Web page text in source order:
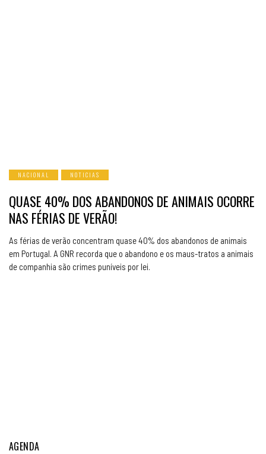
NACIONAL NOTICIAS
QUASE 40% DOS ABANDONOS DE ANIMAIS OCORRE
NAS FÉRIAS DE VERÃO!
As férias de verão concentram quase 40% dos abandonos de animais
em Portugal. A GNR recorda que o abandono e os maus-tratos a animais
de companhia são crimes puníveis por lei.
AGENDA